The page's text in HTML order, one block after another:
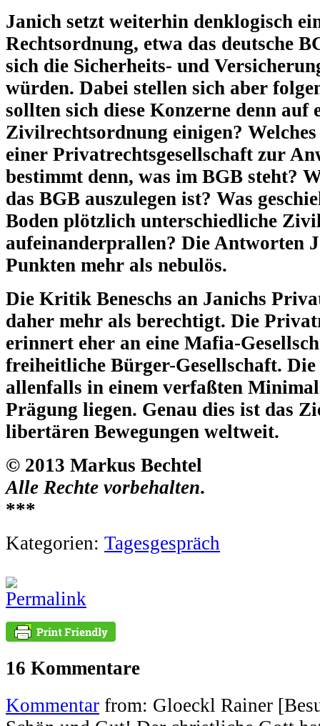
Janich setzt weiterhin denklogisch
Rechtsordnung, etwa das deutsche
sich die Sicherheits- und
würden. Dabei stellen sich aber
sollten sich diese Konzerne denn auf
Zivilrechtsordnung einigen?
einer Privatrechtsgesellschaft zur
bestimmt denn, was im BGB steht?
das BGB auszulegen ist? Was
Boden plötzlich unterschiedliche
aufeinanderprallen? Die Antworten
Punkten mehr als nebulös.
Die Kritik Beneschs an Janichs
daher mehr als berechtigt. Die
erinnert eher an eine Mafia-
freiheitliche Bürger-Gesellschaft.
allenfalls in einem verfaßten
Prägung liegen. Genau dies ist das
libertären Bewegungen weltweit.
© 2013 Markus Bechtel
Alle Rechte vorbehalten.
***
Kategorien: Tagesgespräch
16 Kommentare
Kommentar from: Gloeckl Rainer